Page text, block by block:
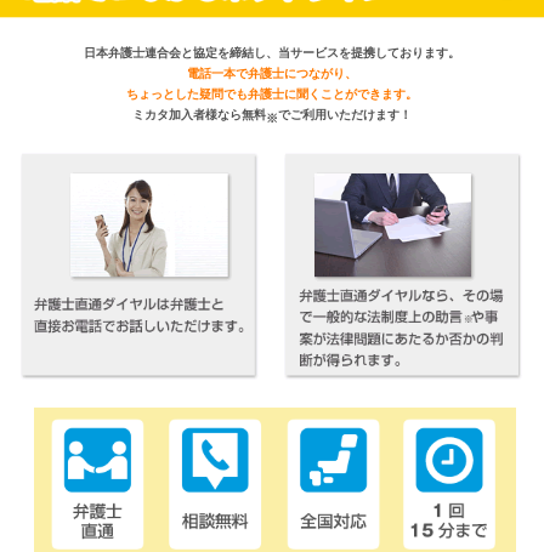
日本弁護士連合会と協定を締結し、当サービスを提携しております。
電話一本で弁護士につながり、
ちょっとした疑問でも弁護士に聞くことができます。
ミカタ加入者様なら無料※でご利用いただけます！